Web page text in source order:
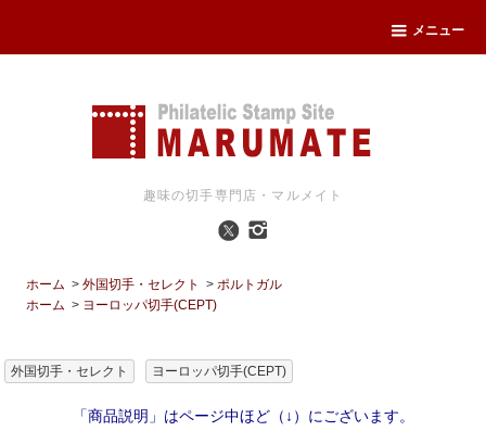
メニュー
趣味の切手専門店・マルメイト
ホーム >外国切手・セレクト >ポルトガル
ホーム > ヨーロッパ切手(CEPT)
外国切手・セレクト ヨーロッパ切手(CEPT)
「商品説明」はページ中ほど（↓）にございます。